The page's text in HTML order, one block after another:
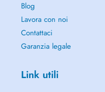
Blog
Lavora con noi
Contattaci
Garanzia legale
Link utili